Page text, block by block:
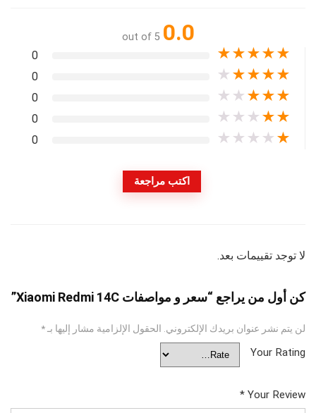
0.0
out of 5
★
★
★
★
★
0
★
★
★
★
★
0
★
★
★
★
★
0
★
★
★
★
★
0
★
★
★
★
★
0
اكتب مراجعة
لا توجد تقييمات بعد.
كن أول من يراجع “سعر و مواصفات Xiaomi Redmi 14C”
لن يتم نشر عنوان بريدك الإلكتروني. الحقول الإلزامية مشار إليها بـ*
Your Rating
Your Review
*